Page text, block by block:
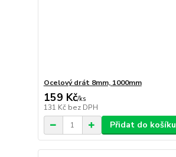
Ocelový drát 8mm, 1000mm
159 Kč/ks
131 Kč bez DPH
Přidat do košíku